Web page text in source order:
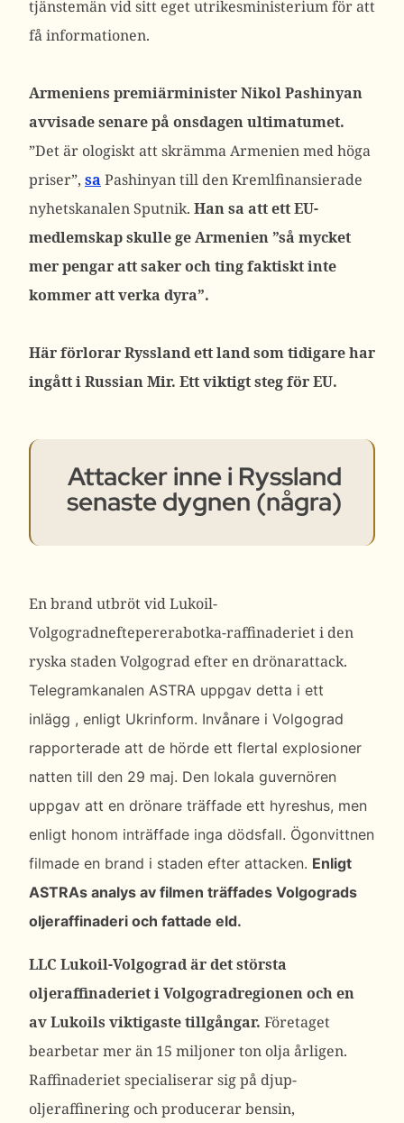
tjänstemän vid sitt eget utrikesministerium för att
få informationen.
Armeniens premiärminister Nikol Pashinyan
avvisade senare på onsdagen ultimatumet.
”Det är ologiskt att skrämma Armenien med höga
priser”, sa Pashinyan till den Kremlfinansierade
nyhetskanalen Sputnik. Han sa att ett EU-
medlemskap skulle ge Armenien ”så mycket
mer pengar att saker och ting faktiskt inte
kommer att verka dyra”.
Här förlorar Ryssland ett land som tidigare har
ingått i Russian Mir. Ett viktigt steg för EU.
Attacker inne i Ryssland
senaste dygnen (några)
En brand utbröt vid Lukoil-
Volgogradneftepererabotka-raffinaderiet i den
ryska staden Volgograd efter en drönarattack.
Telegramkanalen ASTRA uppgav detta i ett
inlägg , enligt Ukrinform. Invånare i Volgograd
rapporterade att de hörde ett flertal explosioner
natten till den 29 maj. Den lokala guvernören
uppgav att en drönare träffade ett hyreshus, men
enligt honom inträffade inga dödsfall. Ögonvittnen
filmade en brand i staden efter attacken. Enligt
ASTRAs analys av filmen träffades Volgograds
oljeraffinaderi och fattade eld.
LLC Lukoil-Volgograd är det största
oljeraffinaderiet i Volgogradregionen och en
av Lukoils viktigaste tillgångar. Företaget
bearbetar mer än 15 miljoner ton olja årligen.
Raffinaderiet specialiserar sig på djup-
oljeraffinering och producerar bensin,